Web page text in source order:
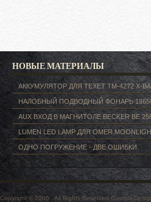
НОВЫЕ МАТЕРИАЛЫ
АККУМУЛЯТОР ДЛЯ TEXET ТM-4272 X-
НАЛОБНЫЙ ПОДВОДНЫЙ ФОНАРЬ
AUX ВХОД В МАГНИТОЛЕ BECKER BE
LUMEN LED LAMP ДЛЯ OMER
ОДНО ПОГРУЖЕНИЕ - ДВЕ ОШИБКИ.
Copyright © 2006 . All Rights Reserved Custom